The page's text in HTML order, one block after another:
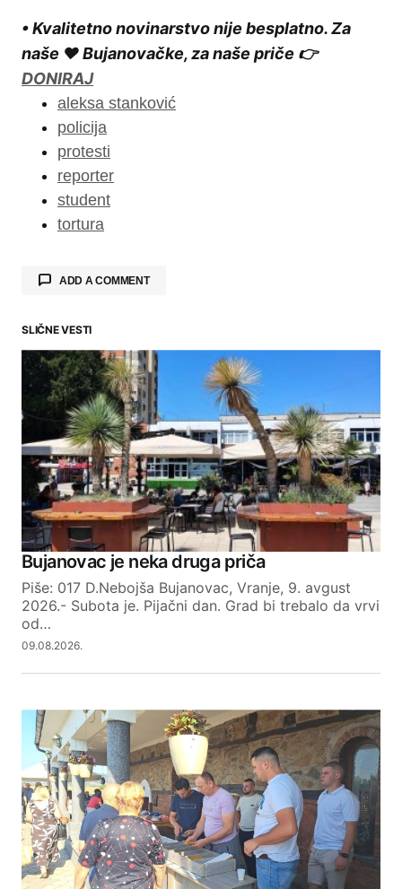
• Kvalitetno novinarstvo nije besplatno. Za
naše ❤️ Bujanovačke, za naše priče 👉
DONIRAJ
aleksa stanković
policija
protesti
reporter
student
tortura
ADD A COMMENT
Your email address will not be published.
Required fields are marked*
Comment*
Your Name
Your E-mail
SLIČNE VESTI
Bujanovac je neka druga priča
Piše: 017 D.Nebojša Bujanovac, Vranje, 9. avgust
2026.- Subota je. Pijačni dan. Grad bi trebalo da vrvi
od…
09.08.2026.